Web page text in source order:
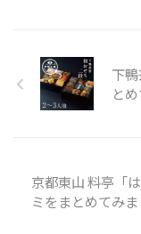
干凍ってた
解凍 ...
どうぞ!!! 京松山 個食
もてなし 2人前のXで
#おせち#おせち料理#
てなし」です。
pic.twitter.com/
下
と
京都東山 料亭「
ミをまとめてみ